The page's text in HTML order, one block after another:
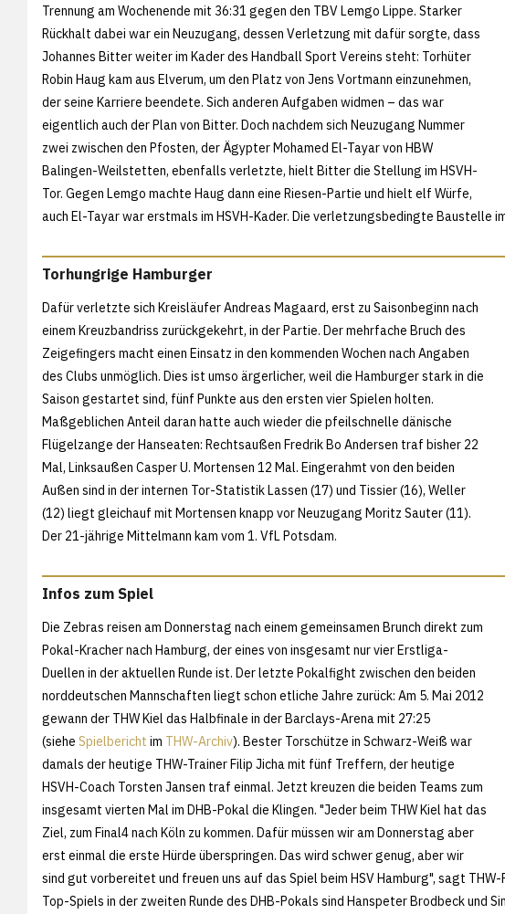
Trennung am Wochenende mit 36:31 gegen den TBV Lemgo Lippe. Starker
Rückhalt dabei war ein Neuzugang, dessen Verletzung mit dafür sorgte, dass
Johannes Bitter weiter im Kader des Handball Sport Vereins steht: Torhüter
Robin Haug kam aus Elverum, um den Platz von Jens Vortmann einzunehmen,
der seine Karriere beendete. Sich anderen Aufgaben widmen – das war
eigentlich auch der Plan von Bitter. Doch nachdem sich Neuzugang Nummer
zwei zwischen den Pfosten, der Ägypter Mohamed El-Tayar von HBW
Balingen-Weilstetten, ebenfalls verletzte, hielt Bitter die Stellung im HSVH-
Tor. Gegen Lemgo machte Haug dann eine Riesen-Partie und hielt elf Würfe,
auch El-Tayar war erstmals im HSVH-Kader. Die verletzungsbedingte Baustelle
Torhungrige Hamburger
Dafür verletzte sich Kreisläufer Andreas Magaard, erst zu Saisonbeginn nach
einem Kreuzbandriss zurückgekehrt, in der Partie. Der mehrfache Bruch des
Zeigefingers macht einen Einsatz in den kommenden Wochen nach Angaben
des Clubs unmöglich. Dies ist umso ärgerlicher, weil die Hamburger stark in die
Saison gestartet sind, fünf Punkte aus den ersten vier Spielen holten.
Maßgeblichen Anteil daran hatte auch wieder die pfeilschnelle dänische
Flügelzange der Hanseaten: Rechtsaußen Fredrik Bo Andersen traf bisher 22
Mal, Linksaußen Casper U. Mortensen 12 Mal. Eingerahmt von den beiden
Außen sind in der internen Tor-Statistik Lassen (17) und Tissier (16), Weller
(12) liegt gleichauf mit Mortensen knapp vor Neuzugang Moritz Sauter (11).
Der 21-jährige Mittelmann kam vom 1. VfL Potsdam.
Infos zum Spiel
Die Zebras reisen am Donnerstag nach einem gemeinsamen Brunch direkt zum
Pokal-Kracher nach Hamburg, der eines von insgesamt nur vier Erstliga-
Duellen in der aktuellen Runde ist. Der letzte Pokalfight zwischen den beiden
norddeutschen Mannschaften liegt schon etliche Jahre zurück: Am 5. Mai 2012
gewann der THW Kiel das Halbfinale in der Barclays-Arena mit 27:25
(siehe Spielbericht im THW-Archiv). Bester Torschütze in Schwarz-Weiß war
damals der heutige THW-Trainer Filip Jicha mit fünf Treffern, der heutige
HSVH-Coach Torsten Jansen traf einmal. Jetzt kreuzen die beiden Teams zum
insgesamt vierten Mal im DHB-Pokal die Klingen. "Jeder beim THW Kiel hat das
Ziel, zum Final4 nach Köln zu kommen. Dafür müssen wir am Donnerstag aber
erst einmal die erste Hürde überspringen. Das wird schwer genug, aber wir
sind gut vorbereitet und freuen uns auf das Spiel beim HSV Hamburg", sagt
Top-Spiels in der zweiten Runde des DHB-Pokals sind Hanspeter Brodbeck und